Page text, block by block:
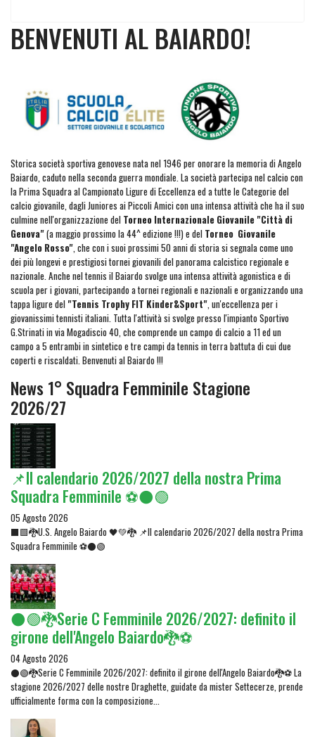
BENVENUTI AL BAIARDO!
Storica società sportiva genovese nata nel 1946 per onorare la memoria di Angelo
Baiardo, caduto nella seconda guerra mondiale. La società partecipa nel calcio con
la Prima Squadra al Campionato Ligure di Eccellenza ed a tutte le Categorie del
calcio giovanile, dagli Juniores ai Piccoli Amici con una intensa attività che ha il suo
culmine nell'organizzazione del Torneo Internazionale Giovanile "Città di
Genova"(a maggio prossimo la 44^ edizione !!!) e del Torneo Giovanile
"Angelo Rosso", che con i suoi prossimi 50 anni di storia si segnala come uno
dei più longevi e prestigiosi tornei giovanili del panorama calcistico regionale e
nazionale. Anche nel tennis il Baiardo svolge una intensa attività agonistica e di
scuola per i giovani, partecipando a tornei regionali e nazionali e organizzando una
tappa ligure del "Tennis Trophy FIT Kinder&Sport", un'eccellenza per i
giovanissimi tennisti italiani. Tutta l'attività si svolge presso l'impianto Sportivo
G.Strinati in via Mogadiscio 40, che comprende un campo di calcio a 11 ed un
campo a 5 entrambi in sintetico e tre campi da tennis in terra battuta di cui due
coperti e riscaldati. Benvenuti al Baiardo !!!
News 1° Squadra Femminile Stagione
2026/27
📌Il calendario 2026/2027 della nostra Prima
Squadra Femminile ⚽⚫🟢
05 Agosto 2026
⬛🟩🐉U.S. Angelo Baiardo 🖤💚🐉 📌Il calendario 2026/2027 della nostra Prima
Squadra Femminile ⚽⚫🟢
⚫🟢🐉Serie C Femminile 2026/2027: definito il
girone dell'Angelo Baiardo🐉⚽
04 Agosto 2026
⚫🟢🐉Serie C Femminile 2026/2027: definito il girone dell'Angelo Baiardo🐉⚽ La
stagione 2026/2027 delle nostre Draghette, guidate da mister Settecerze, prende
ufficialmente forma con la composizione...